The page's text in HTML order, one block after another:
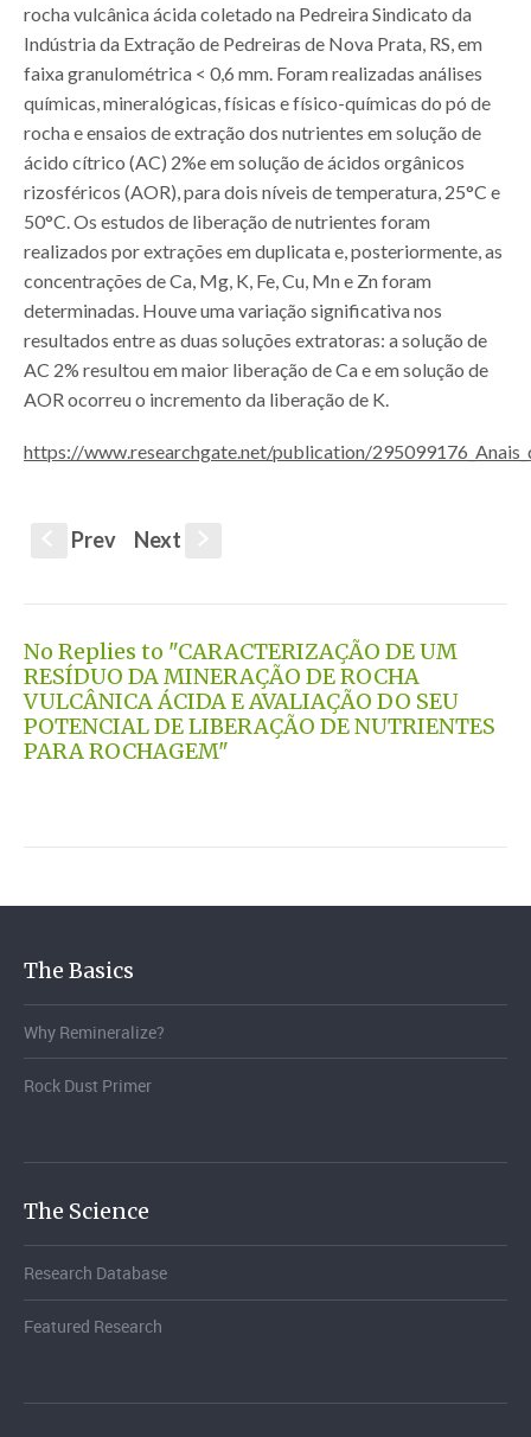
rocha vulcânica ácida coletado na Pedreira Sindicato da
Indústria da Extração de Pedreiras de Nova Prata, RS, em
faixa granulométrica < 0,6 mm. Foram realizadas análises
químicas, mineralógicas, físicas e físico-químicas do pó de
rocha e ensaios de extração dos nutrientes em solução de
ácido cítrico (AC) 2%e em solução de ácidos orgânicos
rizosféricos (AOR), para dois níveis de temperatura, 25°C e
50°C. Os estudos de liberação de nutrientes foram
realizados por extrações em duplicata e, posteriormente, as
concentrações de Ca, Mg, K, Fe, Cu, Mn e Zn foram
determinadas. Houve uma variação significativa nos
resultados entre as duas soluções extratoras: a solução de
AC 2% resultou em maior liberação de Ca e em solução de
AOR ocorreu o incremento da liberação de K.
https://www.researchgate.net/publication/
Prev Next
No Replies to "CARACTERIZAÇÃO DE UM
RESÍDUO DA MINERAÇÃO DE ROCHA
VULCÂNICA ÁCIDA E AVALIAÇÃO DO SEU
POTENCIAL DE LIBERAÇÃO DE NUTRIENTES
PARA ROCHAGEM"
The Basics
Why Remineralize?
Rock Dust Primer
The Science
Research Database
Featured Research